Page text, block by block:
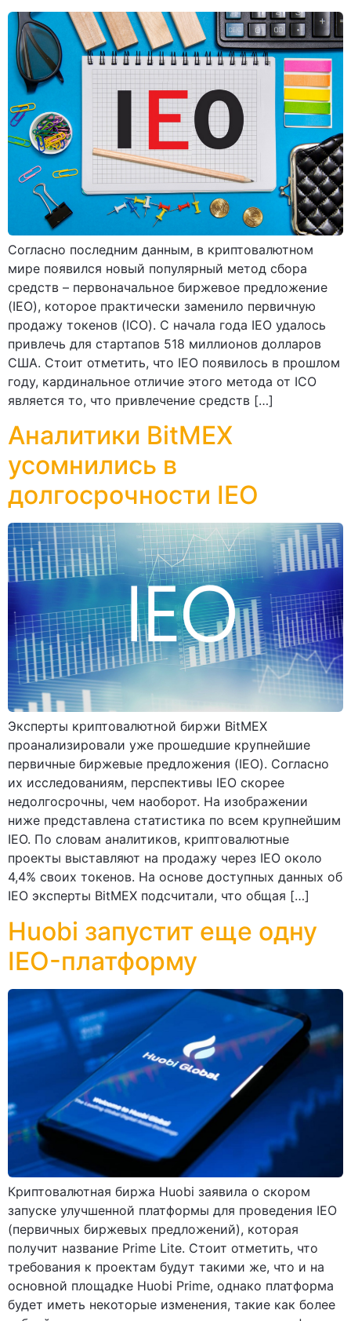
Согласно последним данным, в криптовалютном
мире появился новый популярный метод сбора
средств – первоначальное биржевое предложение
(IEO), которое практически заменило первичную
продажу токенов (ICO). С начала года IEO удалось
привлечь для стартапов 518 миллионов долларов
США. Стоит отметить, что IEO появилось в прошлом
году, кардинальное отличие этого метода от ICO
является то, что привлечение средств […]
Аналитики BitMEX
усомнились в
долгосрочности IEO
Эксперты криптовалютной биржи BitMEX
проанализировали уже прошедшие крупнейшие
первичные биржевые предложения (IEO). Согласно
их исследованиям, перспективы IEO скорее
недолгосрочны, чем наоборот. На изображении
ниже представлена статистика по всем крупнейшим
IEO. По словам аналитиков, криптовалютные
проекты выставляют на продажу через IEO около
4,4% своих токенов. На основе доступных данных об
IEO эксперты BitMEX подсчитали, что общая […]
Huobi запустит еще одну
IEO-платформу
Криптовалютная биржа Huobi заявила о скором
запуске улучшенной платформы для проведения IEO
(первичных биржевых предложений), которая
получит название Prime Lite. Стоит отметить, что
требования к проектам будут такими же, что и на
основной площадке Huobi Prime, однако платформа
будет иметь некоторые изменения, такие как более